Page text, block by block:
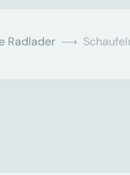
Radlader